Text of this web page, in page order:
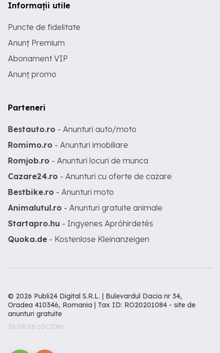
Informații utile
Puncte de fidelitate
Anunț Premium
Abonament VIP
Anunț promo
Parteneri
Bestauto.ro - Anunturi auto/moto
Romimo.ro - Anunturi imobiliare
Romjob.ro - Anunturi locuri de munca
Cazare24.ro - Anunturi cu oferte de cazare
Bestbike.ro - Anunturi moto
Animalutul.ro - Anunturi gratuite animale
Startapro.hu - Ingyenes Apróhirdetés
Quoka.de - Kostenlose Kleinanzeigen
© 2026 Publi24 Digital S.R.L. | Bulevardul Dacia nr 34,
Oradea 410346, Romania | Tax ID: RO20201084 - site de
anunturi gratuite
26.08.06.c0c206c